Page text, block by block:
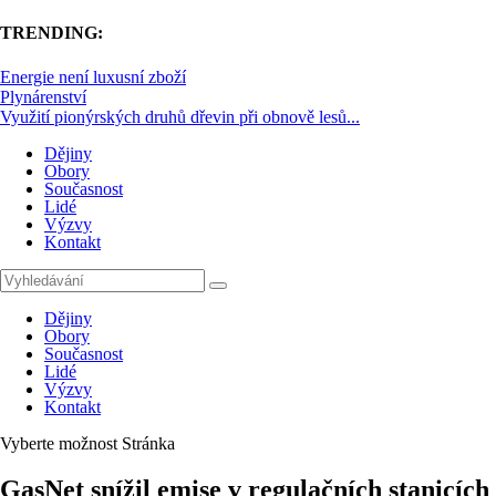
TRENDING:
Energie není luxusní zboží
Plynárenství
Využití pionýrských druhů dřevin při obnově lesů...
Dějiny
Obory
Současnost
Lidé
Výzvy
Kontakt
Dějiny
Obory
Současnost
Lidé
Výzvy
Kontakt
Vyberte možnost Stránka
GasNet snížil emise v regulačních stanicích